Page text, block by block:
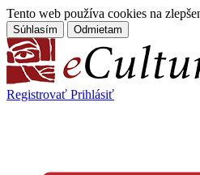
Tento web používa cookies na
Súhlasím Odmietam
Registrovať Prihlásiť